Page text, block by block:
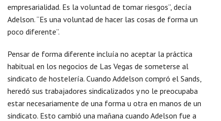
empresarialidad. Es la voluntad de tomar riesgos”, decía
Adelson. “Es una voluntad de hacer las cosas de forma un
poco diferente”.
Pensar de forma diferente incluía no aceptar la práctica
habitual en los negocios de Las Vegas de someterse al
sindicato de hostelería. Cuando Addelson compró el Sands,
heredó sus trabajadores sindicalizados y no le preocupaba
estar necesariamente de una forma u otra en manos de un
sindicato. Esto cambió una mañana cuando Adelson fue a